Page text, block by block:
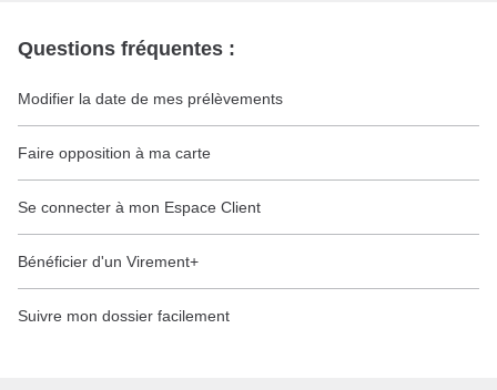
Questions fréquentes :
Modifier la date de mes prélèvements
Faire opposition à ma carte
Se connecter à mon Espace Client
Bénéficier d'un Virement+
Suivre mon dossier facilement